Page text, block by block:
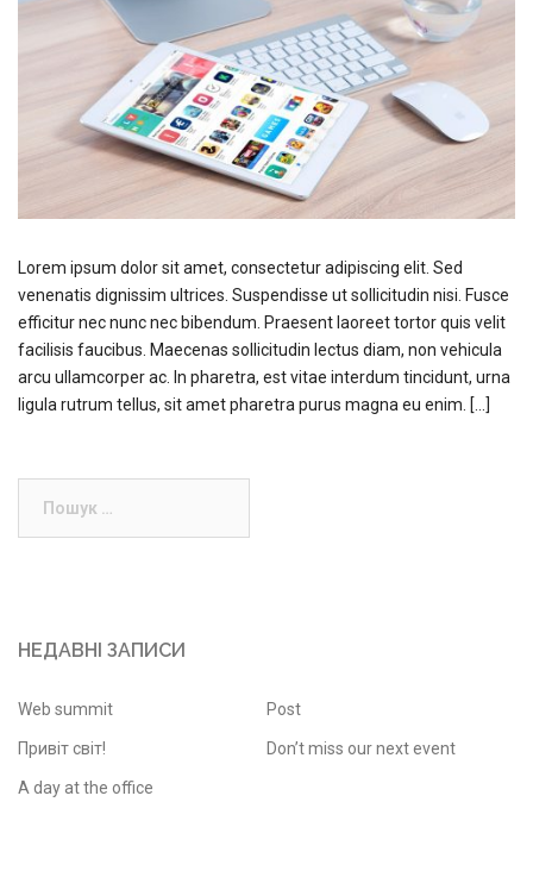
Lorem ipsum dolor sit amet, consectetur adipiscing elit. Sed
venenatis dignissim ultrices. Suspendisse ut sollicitudin nisi. Fusce
efficitur nec nunc nec bibendum. Praesent laoreet tortor quis velit
facilisis faucibus. Maecenas sollicitudin lectus diam, non vehicula
arcu ullamcorper ac. In pharetra, est vitae interdum tincidunt, urna
ligula rutrum tellus, sit amet pharetra purus magna eu enim. […]
НЕДАВНІ ЗАПИСИ
Web summit Post
Привіт світ! Don’t miss our next event
A day at the office